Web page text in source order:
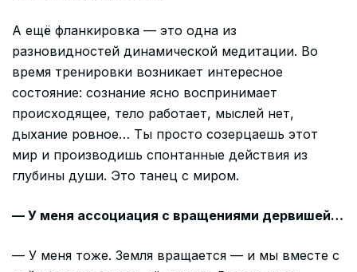
А ещё фланкировка — это одна из
разновидностей динамической медитации. Во
время тренировки возникает интересное
состояние: сознание ясно воспринимает
происходящее, тело работает, мыслей нет,
дыхание ровное… Ты просто созерцаешь этот
мир и производишь спонтанные действия из
глубины души. Это танец с миром.
— У меня ассоциация с вращениями дервишей…
— У меня тоже. Земля вращается — и мы вместе с